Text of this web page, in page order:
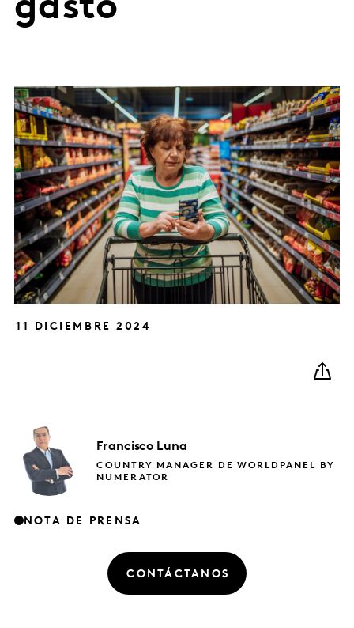
gasto
11 DICIEMBRE 2024
Francisco Luna
COUNTRY MANAGER DE WORLDPANEL BY
NUMERATOR
NOTA DE PRENSA
CONTÁCTANOS